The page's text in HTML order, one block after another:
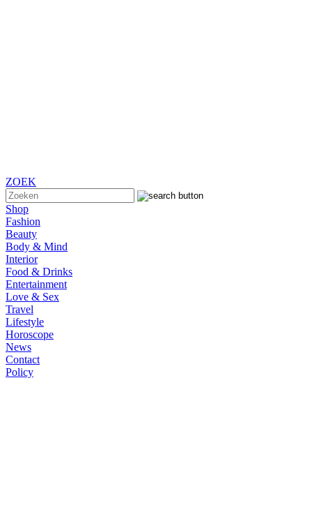
ZOEK
Shop
Fashion
Beauty
Body & Mind
Interior
Food & Drinks
Entertainment
Love & Sex
Travel
Lifestyle
Horoscope
News
Contact
Policy